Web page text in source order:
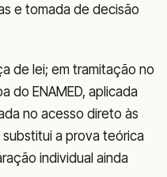
e tomada de decisão
de lei; em tramitação no
do ENAMED, aplicada
no acesso direto às
a prova teórica
individual ainda